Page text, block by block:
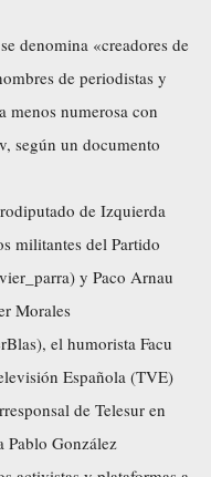
denomina «creadores de
de periodistas y
menos numerosa con
según un documento
de Izquierda
militantes del Partido
y Paco Arnau
Morales
el humorista Facu
Española (TVE)
de Telesur en
Pablo González